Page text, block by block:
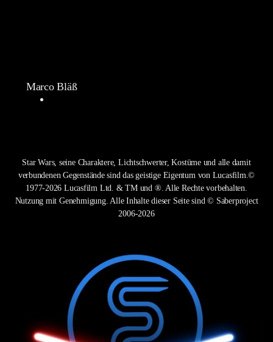
Marco Bläß
Star Wars, seine Charaktere, Lichtschwerter, Kostüme und alle damit
verbundenen Gegenstände sind das geistige Eigentum von Lucasfilm.©
1977-2026 Lucasfilm Ltd. & TM und ®. Alle Rechte vorbehalten.
Nutzung mit Genehmigung. Alle Inhalte dieser Seite sind © Saberproject
2006-2026